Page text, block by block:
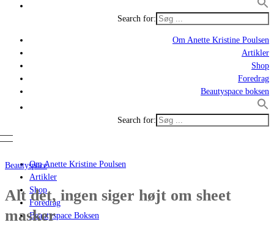
Search for:
Om Anette Kristine Poulsen
Artikler
Shop
Foredrag
Beautyspace boksen
Search for:
Om Anette Kristine Poulsen
Artikler
Shop
Foredrag
Beautyspace Boksen
Beautyspace
Alt det, ingen siger højt om sheet
masker